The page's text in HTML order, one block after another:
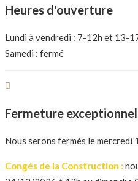
Heures d'ouverture
Lundi à vendredi : 7-12h et 13-
Samedi : fermé
Fermeture
Nous serons fermés le
Congés de la Construction :